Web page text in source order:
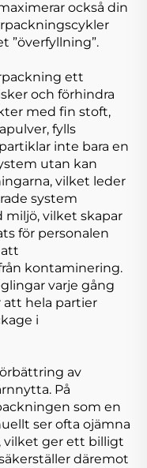
också din
”överfyllning”.
ett
och förhindra
med fin stoft,
fylls
inte bara en
utan kan
vilket leder
system
miljö, vilket skapar
för personalen
kontaminering.
varje gång
att hela partier
i
av
På
som en
ser ofta ojämna
vilket ger ett billigt
däremot